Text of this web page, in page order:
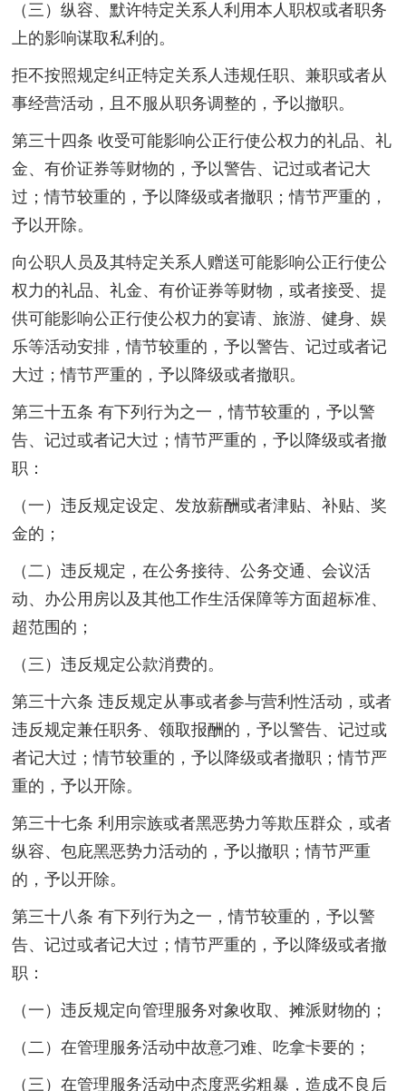
（三）纵容、默许特定关系人利用本人职权或者职务
上的影响谋取私利的。
拒不按照规定纠正特定关系人违规任职、兼职或者从
事经营活动，且不服从职务调整的，予以撤职。
第三十四条 收受可能影响公正行使公权力的礼品、礼
金、有价证券等财物的，予以警告、记过或者记大
过；情节较重的，予以降级或者撤职；情节严重的，
予以开除。
向公职人员及其特定关系人赠送可能影响公正行使公
权力的礼品、礼金、有价证券等财物，或者接受、提
供可能影响公正行使公权力的宴请、旅游、健身、娱
乐等活动安排，情节较重的，予以警告、记过或者记
大过；情节严重的，予以降级或者撤职。
第三十五条 有下列行为之一，情节较重的，予以警
告、记过或者记大过；情节严重的，予以降级或者撤
职：
（一）违反规定设定、发放薪酬或者津贴、补贴、奖
金的；
（二）违反规定，在公务接待、公务交通、会议活
动、办公用房以及其他工作生活保障等方面超标准、
超范围的；
（三）违反规定公款消费的。
第三十六条 违反规定从事或者参与营利性活动，或者
违反规定兼任职务、领取报酬的，予以警告、记过或
者记大过；情节较重的，予以降级或者撤职；情节严
重的，予以开除。
第三十七条 利用宗族或者黑恶势力等欺压群众，或者
纵容、包庇黑恶势力活动的，予以撤职；情节严重
的，予以开除。
第三十八条 有下列行为之一，情节较重的，予以警
告、记过或者记大过；情节严重的，予以降级或者撤
职：
（一）违反规定向管理服务对象收取、摊派财物的；
（二）在管理服务活动中故意刁难、吃拿卡要的；
（三）在管理服务活动中态度恶劣粗暴，造成不良后